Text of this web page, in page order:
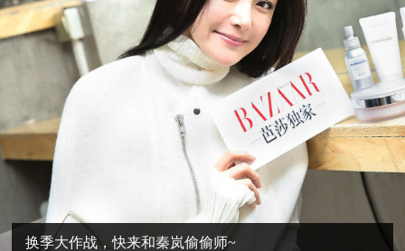
换季大作战，快来和秦岚偷偷师~